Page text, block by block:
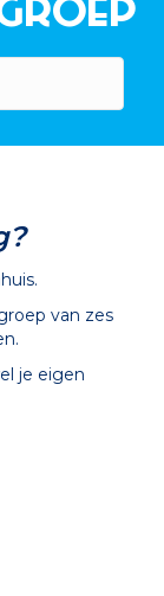
van zes
je eigen